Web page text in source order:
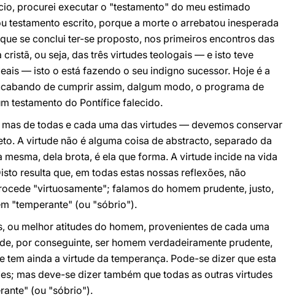
procurei executar o "testamento" do meu estimado
testamento escrito, porque a morte o arrebatou inesperada
se conclui ter-se proposto, nos primeiros encontros das
ou seja, das três virtudes teologais — e isto teve
— isto o está fazendo o seu indigno sucessor. Hoje é a
de cumprir assim, dalgum modo, o programa de
testamento do Pontífice falecido.
de todas e cada uma das virtudes — devemos conservar
A virtude não é alguma coisa de abstracto, separado da
dela brota, é ela que forma. A virtude incide na vida
resulta que, em todas estas nossas reflexões, não
"virtuosamente"; falamos do homem prudente, justo,
"temperante" (ou "sóbrio").
melhor atitudes do homem, provenientes de cada uma
por conseguinte, ser homem verdadeiramente prudente,
tem ainda a virtude da temperança. Pode-se dizer que esta
mas deve-se dizer também que todas as outras virtudes
(ou "sóbrio").